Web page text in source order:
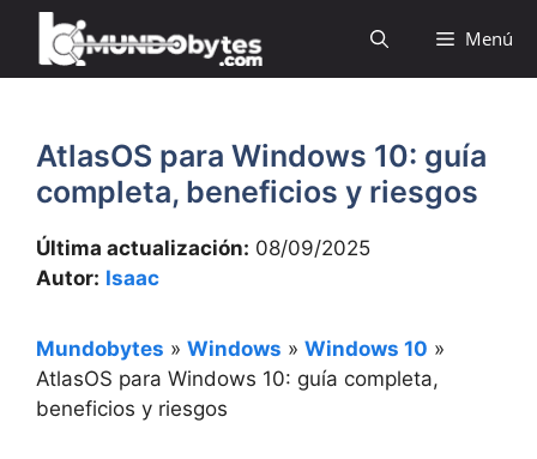
Saltar
contenido
Menú
AtlasOS para Windows 10: guía
completa, beneficios y riesgos
Última actualización: 08/09/2025
Autor: Isaac
Mundobytes » Windows » Windows 10 »
AtlasOS para Windows 10: guía completa,
beneficios y riesgos